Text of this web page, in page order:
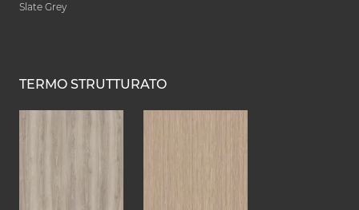
Slate Grey
TERMO STRUTTURATO